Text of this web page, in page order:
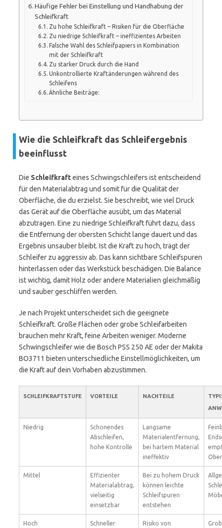
Häufige Fehler bei Einstellung und Handhabung der
Schleifkraft
Zu hohe Schleifkraft – Risiken für die Oberfläche
Zu niedrige Schleifkraft – ineffizientes Arbeiten
Falsche Wahl des Schleifpapiers in Kombination
mit der Schleifkraft
Zu starker Druck durch die Hand
Unkontrollierte Kraftänderungen während des
Schleifens
Ähnliche Beiträge:
Wie die Schleifkraft das Schleifergebnis
beeinflusst
Die Schleifkrafteines Schwingschleifers ist entscheidend
für den Materialabtrag und somit für die Qualität der
Oberfläche, die du erzielst. Sie beschreibt, wie viel Druck
das Gerät auf die Oberfläche ausübt, um das Material
abzutragen. Eine zu niedrige Schleifkraft führt dazu, dass
die Entfernung der obersten Schicht lange dauert und das
Ergebnis unsauber bleibt. Ist die Kraft zu hoch, trägt der
Schleifer zu aggressiv ab. Das kann sichtbare Schleifspuren
hinterlassen oder das Werkstück beschädigen. Die Balance
ist wichtig, damit Holz oder andere Materialien gleichmäßig
und sauber geschliffen werden.
Je nach Projekt unterscheidet sich die geeignete
Schleifkraft. Große Flächen oder grobe Schleifarbeiten
brauchen mehr Kraft, feine Arbeiten weniger. Moderne
Schwingschleifer wie die Bosch PSS 250 AE oder der Makita
BO3711 bieten unterschiedliche Einstellmöglichkeiten, um
die Kraft auf dein Vorhaben abzustimmen.
SCHLEIFKRAFTSTUFE VORTEILE NACHTEILE
Niedrig
Schonendes
Abschleifen,
hohe Kontrolle
Langsame
Materialentfernung,
bei hartem Material
ineffektiv
Mittel
Effizienter
Materialabtrag,
vielseitig
einsetzbar
Bei zu hohem Druck
können leichte
Schleifspuren
entstehen
Hoch
Schneller
Risiko von